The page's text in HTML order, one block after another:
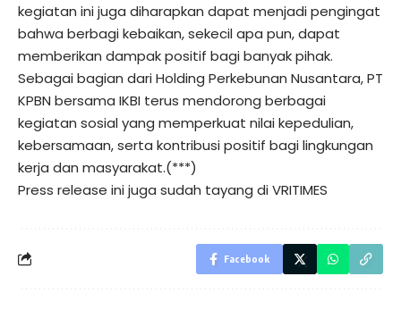
kegiatan ini juga diharapkan dapat menjadi pengingat
bahwa berbagi kebaikan, sekecil apa pun, dapat
memberikan dampak positif bagi banyak pihak.
Sebagai bagian dari Holding Perkebunan Nusantara, PT
KPBN bersama IKBI terus mendorong berbagai
kegiatan sosial yang memperkuat nilai kepedulian,
kebersamaan, serta kontribusi positif bagi lingkungan
kerja dan masyarakat.(***)
Press release ini juga sudah tayang diVRITIMES
Facebook